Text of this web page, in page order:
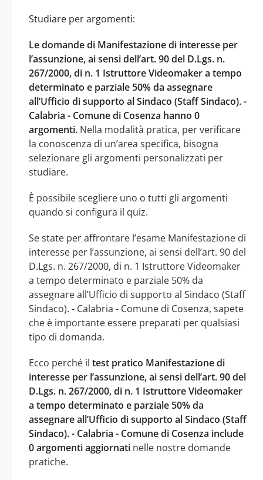
Studiare per argomenti:
Le domande di Manifestazione di interesse per
l’assunzione, ai sensi dell’art. 90 del D.Lgs. n.
267/2000, di n. 1 Istruttore Videomaker a tempo
determinato e parziale 50% da assegnare
all’Ufficio di supporto al Sindaco (Staff Sindaco). -
Calabria - Comune di Cosenza hanno 0
argomenti. Nella modalità pratica, per verificare
la conoscenza di un’area specifica, bisogna
selezionare gli argomenti personalizzati per
studiare.
È possibile scegliere uno o tutti gli argomenti
quando si configura il quiz.
Se state per affrontare l’esame Manifestazione di
interesse per l’assunzione, ai sensi dell’art. 90 del
D.Lgs. n. 267/2000, di n. 1 Istruttore Videomaker
a tempo determinato e parziale 50% da
assegnare all’Ufficio di supporto al Sindaco (Staff
Sindaco). - Calabria - Comune di Cosenza, sapete
che è importante essere preparati per qualsiasi
tipo di domanda.
Ecco perché il test pratico Manifestazione di
interesse per l’assunzione, ai sensi dell’art. 90 del
D.Lgs. n. 267/2000, di n. 1 Istruttore Videomaker
a tempo determinato e parziale 50% da
assegnare all’Ufficio di supporto al Sindaco (Staff
Sindaco). - Calabria - Comune di Cosenza include
0 argomenti aggiornati nelle nostre domande
pratiche.